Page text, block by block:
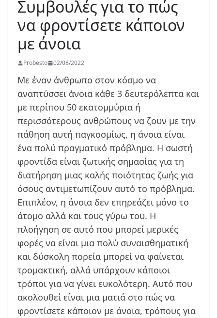
Συμβουλές για το πώς
να φροντίσετε κάποιον
με άνοια
Probesto 02/08/2022
Με έναν άνθρωπο στον κόσμο να
αναπτύσσει άνοια κάθε 3 δευτερόλεπτα και
με περίπου 50 εκατομμύρια ή
περισσότερους ανθρώπους να ζουν με την
πάθηση αυτή παγκοσμίως, η άνοια είναι
ένα πολύ πραγματικό πρόβλημα. Η σωστή
φροντίδα είναι ζωτικής σημασίας για τη
διατήρηση μιας καλής ποιότητας ζωής για
όσους αντιμετωπίζουν αυτό το πρόβλημα.
Επιπλέον, η άνοια δεν επηρεάζει μόνο το
άτομο αλλά και τους γύρω του. Η
πλοήγηση σε αυτό που μπορεί μερικές
φορές να είναι μια πολύ συναισθηματική
και δύσκολη πορεία μπορεί να φαίνεται
τρομακτική, αλλά υπάρχουν κάποιοι
τρόποι για να γίνει ευκολότερη. Αυτό που
ακολουθεί είναι μια ματιά στο πώς να
φροντίσετε κάποιον με άνοια, τρόπους για